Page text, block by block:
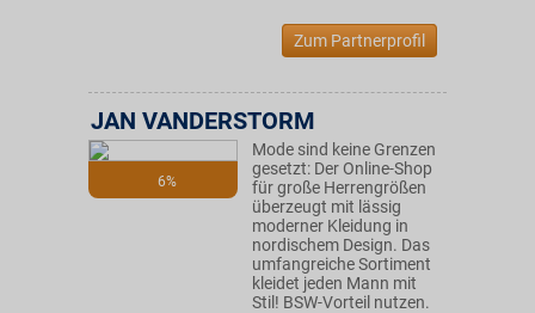
Zum Partnerprofil
6%
JAN VANDERSTORM
Mode sind keine Grenzen
gesetzt: Der Online-Shop
für große Herrengrößen
überzeugt mit lässig
moderner Kleidung in
nordischem Design. Das
umfangreiche Sortiment
kleidet jeden Mann mit
Stil! BSW-Vorteil nutzen.